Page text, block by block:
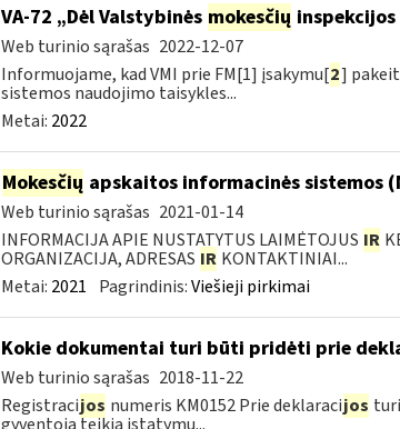
VA-72 „Dėl Valstybinės mokesčių
Web turinio sąrašas 2022-12-07
Informuojame, kad VMI prie FM[1] įsakymu[2]
sistemos naudojimo taisykles...
Metai: 2022
Mokesčių apskaitos informacinės sistemos
Web turinio sąrašas 2021-01-14
INFORMACIJA APIE NUSTATYTUS LAIMĖTOJUS IR
ORGANIZACIJA, ADRESAS IR KONTAKTINIAI...
Metai: 2021 Pagrindinis:Viešieji pirkimai
Kokie dokumentai turi būti pridėti prie
Web turinio sąrašas 2018-11-22
Registracijos numeris KM0152 Prie deklaracijos